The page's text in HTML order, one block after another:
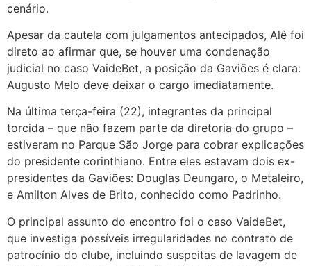
cenário.
Apesar da cautela com julgamentos antecipados, Alê foi
direto ao afirmar que, se houver uma condenação
judicial no caso VaideBet, a posição da Gaviões é clara:
Augusto Melo deve deixar o cargo imediatamente.
Na última terça-feira (22), integrantes da principal
torcida – que não fazem parte da diretoria do grupo –
estiveram no Parque São Jorge para cobrar explicações
do presidente corinthiano. Entre eles estavam dois ex-
presidentes da Gaviões: Douglas Deungaro, o Metaleiro,
e Amilton Alves de Brito, conhecido como Padrinho.
O principal assunto do encontro foi o caso VaideBet,
que investiga possíveis irregularidades no contrato de
patrocínio do clube, incluindo suspeitas de lavagem de